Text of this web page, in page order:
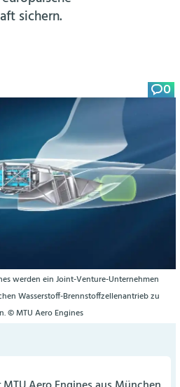
sichern.
0
werden ein Joint-Venture-Unternehmen
Wasserstoff-Brennstoffzellenantrieb zu
© MTU Aero Engines